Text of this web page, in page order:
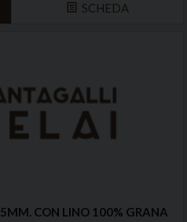
SCHEDA
CON LINO 100% GRANA